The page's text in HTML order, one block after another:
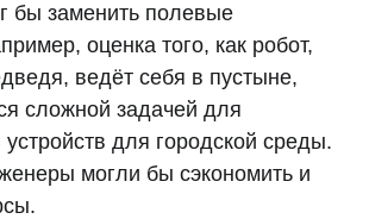
бы заменить полевые
оценка того, как робот,
ведёт себя в пустыне,
сложной задачей для
устройств для городской среды.
могли бы сэкономить и